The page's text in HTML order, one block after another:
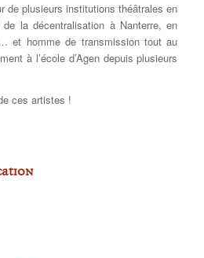
de plusieurs institutions théâtrales en
la décentralisation à Nanterre, en
et homme de transmission tout au
à l’école d’Agen depuis plusieurs
ces artistes !